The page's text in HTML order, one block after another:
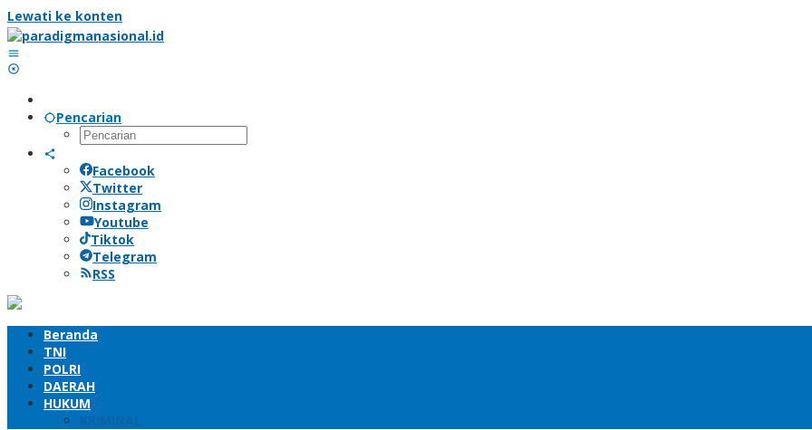
Lewati ke konten
Pencarian
Facebook
Twitter
Instagram
Youtube
Tiktok
Telegram
RSS
Beranda
TNI
POLRI
DAERAH
HUKUM
KRIMINAL